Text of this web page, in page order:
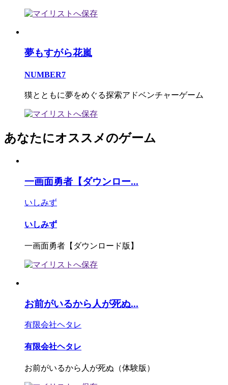
夢もすがら花嵐
NUMBER7
獏とともに夢をめぐる探索アドベンチャーゲーム
あなたにオススメのゲーム
一画面勇者【ダウンロー...
いしみず
いしみず
一画面勇者【ダウンロード版】
お前がいるから人が死ぬ...
有限会社ヘタレ
有限会社ヘタレ
お前がいるから人が死ぬ（体験版）